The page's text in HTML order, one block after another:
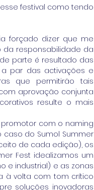
festival como tendo
forçado dizer que me
responsabilidade da
parte é resultado das
par das activações e
que permitirão tais
aprovação conjunta
resulte o mais
com o naming
do Sumol Summer
de cada edição), os
Fest idealizamos um
e industrial) e as zonas
à volta com tom crítico
soluções inovadoras